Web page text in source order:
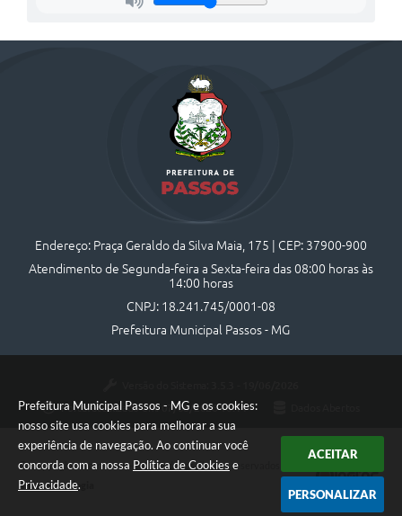
Prefeitura Municipal Passos - MG e os cookies:
nosso site usa cookies para melhorar a sua
experiência de navegação. Ao continuar você
concorda com a nossa Política de Cookies e
Privacidade.
ACEITAR
PERSONALIZAR
Endereço: Praça Geraldo da Silva Maia, 175 | CEP: 37900-900
Atendimento de Segunda-feira a Sexta-feira das 08:00 horas às
14:00 horas
CNPJ: 18.241.745/0001-08
Prefeitura Municipal Passos - MG
Portal atualizado em: 07/08/2026 10:44
Copyright Instar - 2006-2026. Todos os direitos reservados -
Instar Tecnologia